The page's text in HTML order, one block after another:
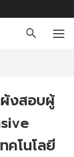
งสอบผู้
คโนโลยี